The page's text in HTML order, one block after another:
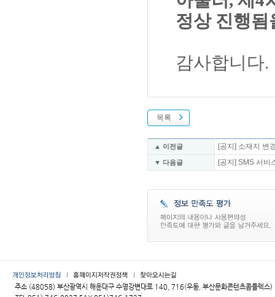
정상 진행
감사합니다.
목록
▲ 이전글 [공지] 소재지 변
▼ 다음글 [공지] SMS 서비